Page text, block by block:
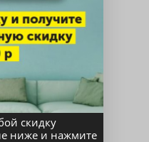
комплекты
системы
скидку
ниже и нажмите